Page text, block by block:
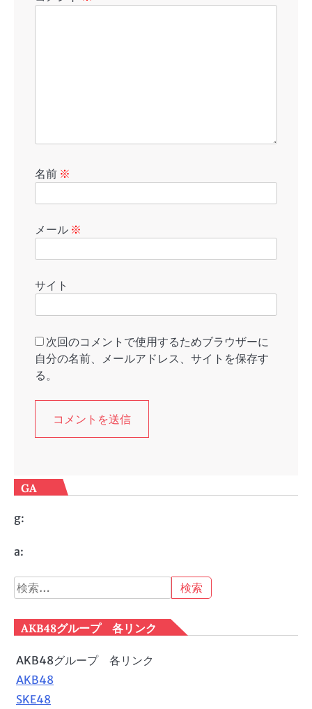
名前 ※
メール ※
サイト
次回のコメントで使用するためブラウザーに
自分の名前、メールアドレス、サイトを保存す
る。
GA
g:
a:
検
索:
AKB48グループ 各リンク
AKB48グループ 各リンク
AKB48
SKE48